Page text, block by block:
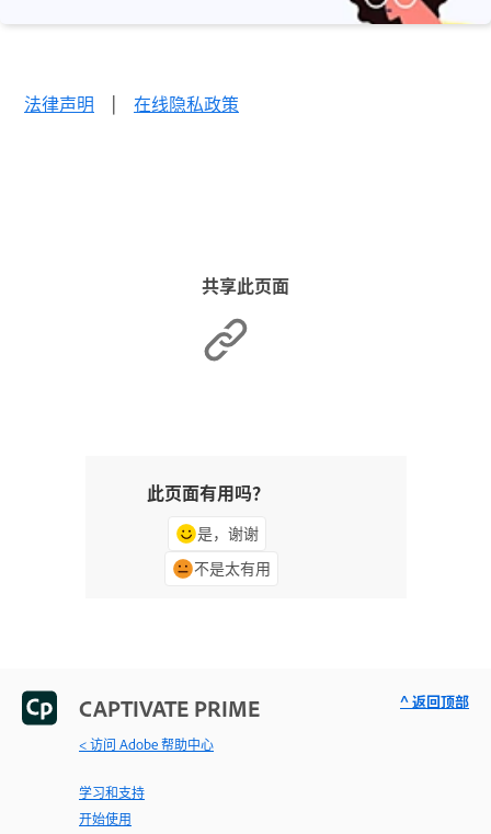
法律声明 | 在线隐私政策
共享此页面
此页面有用吗？
是，谢谢
不是太有用
CAPTIVATE PRIME
< 访问 Adobe 帮助中心
学习和支持
开始使用
^ 返回顶部